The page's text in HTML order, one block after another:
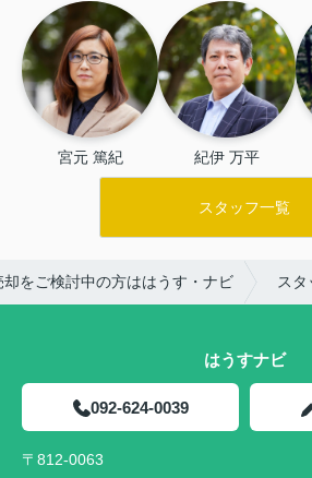
宮元 篤紀 紀伊 万平
スタッフ一覧
をご検討中の方ははうす・ナビ スタ
はうすナビ
092-624-0039
〒812-0063